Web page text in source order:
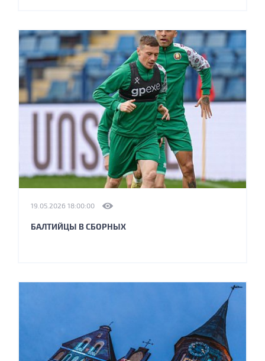
19.05.2026 18:00:00
БАЛТИЙЦЫ В СБОРНЫХ